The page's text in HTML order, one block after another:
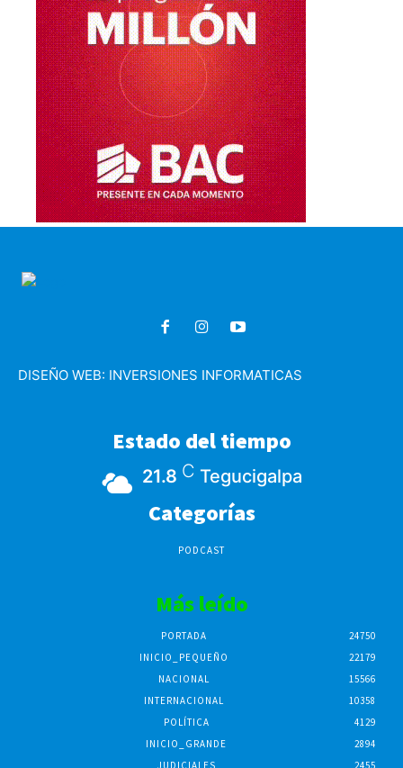
DISEÑO WEB: INVERSIONES INFORMATICAS
Estado del tiempo
21.8 C Tegucigalpa
Categorías
PODCAST
Más leído
PORTADA
24750
INICIO_PEQUEÑO
22179
NACIONAL
15566
INTERNACIONAL
10358
POLÍTICA
4129
INICIO_GRANDE
2894
JUDICIALES
2455